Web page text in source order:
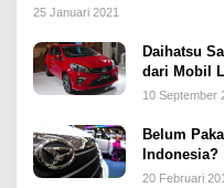
25 Januari 2021
Daihatsu
dari Mobil
10 September
Belum
Indonesia?
20 Februari